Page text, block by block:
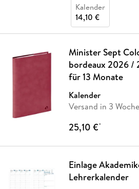
Kalender
14,10 €
Minister Sept
bordeaux 2026 /
für 13 Monate
Kalender
Versand in 3
25,10 €*
Einlage
Lehrerkalender